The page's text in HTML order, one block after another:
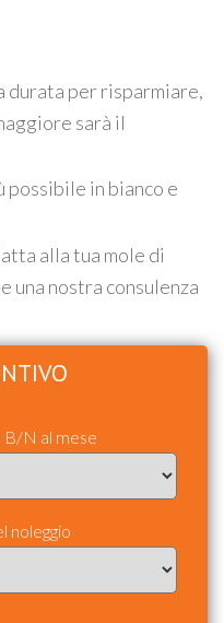
durata per risparmiare,
sarà il
possibile in bianco e
alla tua mole di
una nostra consulenza
B/N al mese
noleggio